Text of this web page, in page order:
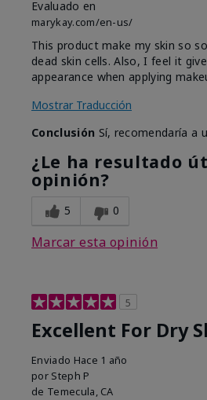
Evaluado en
marykay.com/en-us/
This product make my skin so
dead skin cells. Also, I feel it
appearance when applying
Mostrar Traducción
Conclusión Sí, recomendaría a
¿Le ha resultado
opinión?
5 0
Marcar esta opinión
5
Excellent For Dry
Enviado Hace 1 año
por Steph P
de Temecula, CA